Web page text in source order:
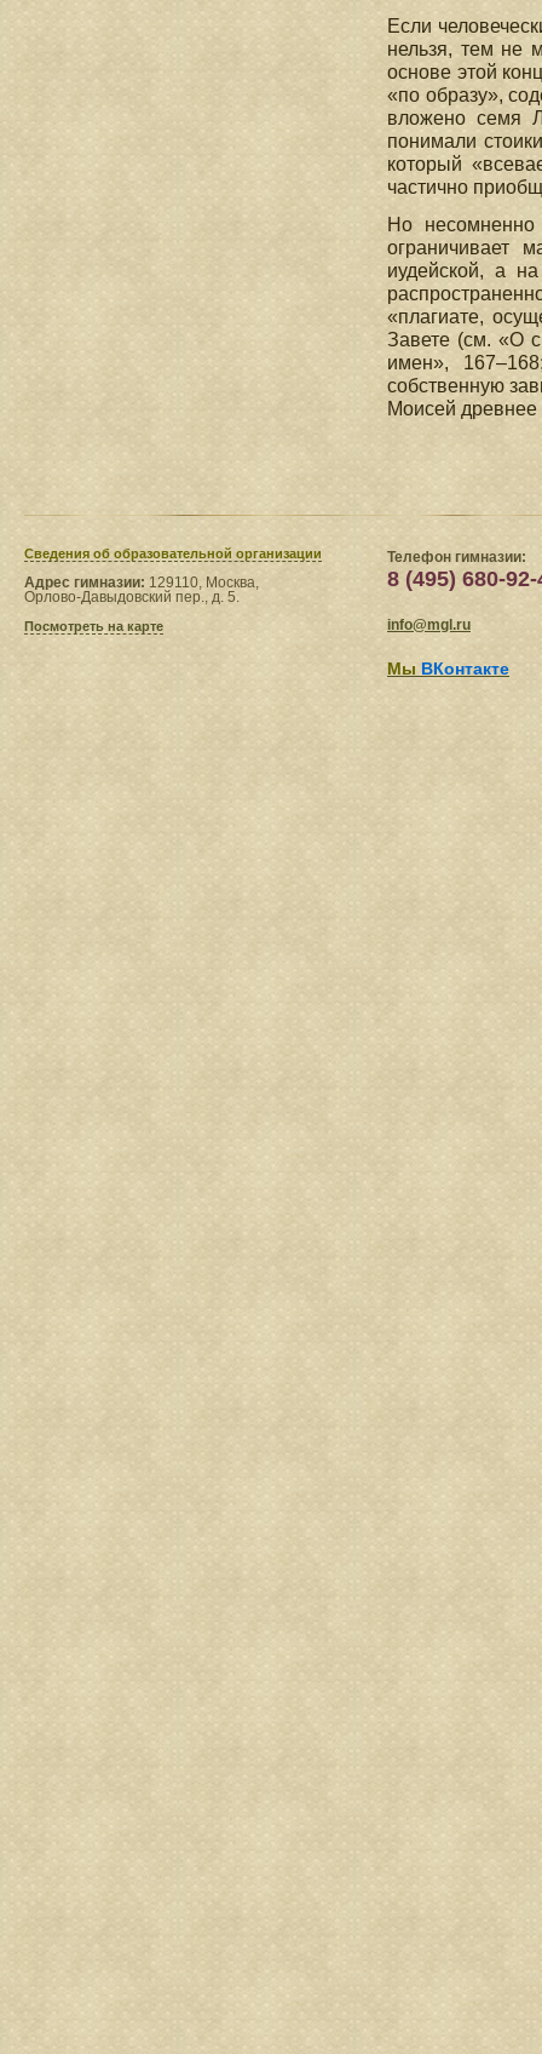
Если
нельзя, тем не
основе этой
«по образу»,
вложено семя
понимали
который
частично
Но несомненно
ограничивает
иудейской, а
«плагиате,
Завете (см. «О
имен»,
собственную
Моисей древнее
Сведения​ об образовательной организации
Адрес гимназии: 129110, Москва,
Орлово-Давыдовский пер., д. 5.
Посмотреть на карте
Телефон гимназии:
8 (495) 680-92-
info@mgl.ru
Мы ВКонтакте